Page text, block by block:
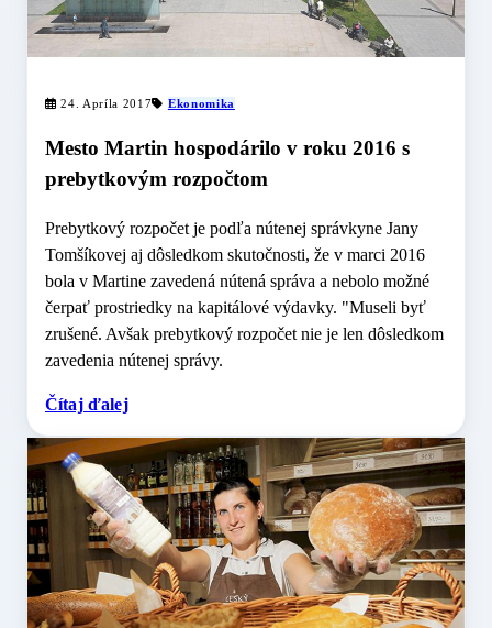
24. Apríla 2017 Ekonomika
Mesto Martin hospodárilo v roku 2016 s
prebytkovým rozpočtom
Prebytkový rozpočet je podľa nútenej správkyne Jany
Tomšíkovej aj dôsledkom skutočnosti, že v marci 2016
bola v Martine zavedená nútená správa a nebolo možné
čerpať prostriedky na kapitálové výdavky. "Museli byť
zrušené. Avšak prebytkový rozpočet nie je len dôsledkom
zavedenia nútenej správy.
Čítaj ďalej